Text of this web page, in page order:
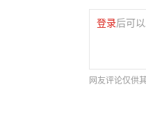
登录后可
网友评论仅供